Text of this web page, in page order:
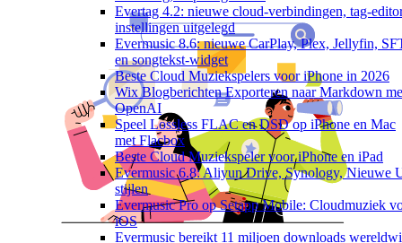
Evertag 4.2: nieuwe cloud-verbindingen, tag-
instellingen uitgelegd
Evermusic 8.6: nieuwe CarPlay, Plex, Jellyfin,
en songtekst-widget
Beste Cloud Muziekspelers voor iPhone in 2026
Wix Blogberichten Exporteren naar Markdown
OpenAI
Speel Lossless FLAC en DSD op iPhone en Mac
met Flacbox
Beste Cloud Muziekspeler voor iPhone en iPad
Evermusic 6.8: Aliyun Drive, Synology, Nieuwe
stijlen
Evermusic Pro op Setapp Mobile: Cloudmuziek
iOS
Evermusic bereikt 11 miljoen downloads